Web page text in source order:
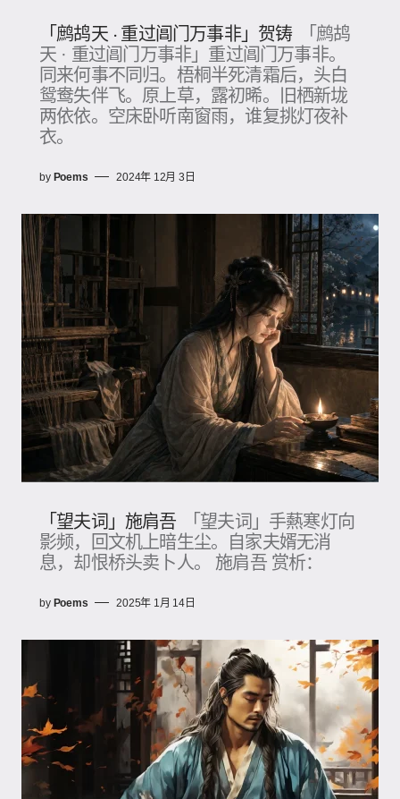
「鹧鸪天 · 重过阊门万事非」贺铸
「鹧鸪
天 · 重过阊门万事非」重过阊门万事非。
同来何事不同归。梧桐半死清霜后，头白
鸳鸯失伴飞。原上草，露初晞。旧栖新垅
两依依。空床卧听南窗雨，谁复挑灯夜补
衣。
by Poems 2024年 12月 3日
「望夫词」施肩吾
「望夫词」手爇寒灯向
影频，回文机上暗生尘。自家夫婿无消
息，却恨桥头卖卜人。 施肩吾 赏析：
by Poems 2025年 1月 14日